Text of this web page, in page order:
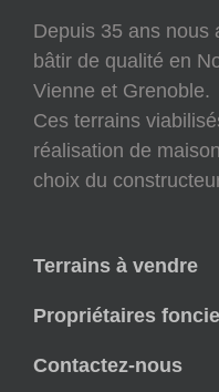
Depuis 35 ans nous
bâtir de qualité en
Vienne et Grenoble.
Ces terrains
réalisation de
choix du
Terrains à vendre
Propriétaires
Contactez-nous